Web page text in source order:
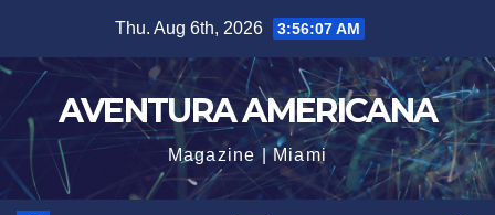
content
Thu. Aug 6th, 2026 3:56:07 AM
AVENTURA AMERICANA
Magazine | Miami